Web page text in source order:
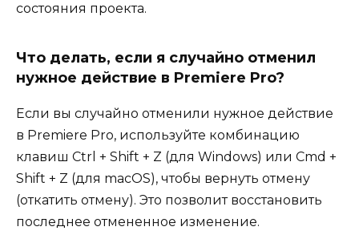
состояния проекта.
Что делать, если я случайно отменил
нужное действие в Premiere Pro?
Если вы случайно отменили нужное действие
в Premiere Pro, используйте комбинацию
клавиш Ctrl + Shift + Z (для Windows) или Cmd +
Shift + Z (для macOS), чтобы вернуть отмену
(откатить отмену). Это позволит восстановить
последнее отмененное изменение.